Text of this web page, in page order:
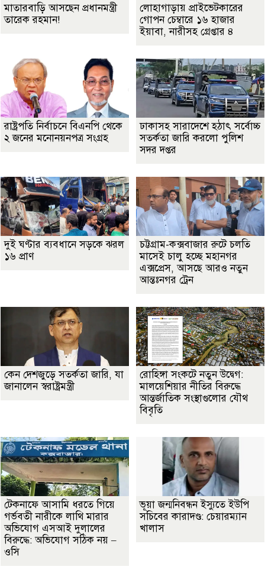
মাতারবাড়ি আসছেন প্রধানমন্ত্রী
তারেক রহমান!
লোহাগাড়ায় প্রাইভেটকারের
গোপন চেম্বারে ১৬ হাজার
ইয়াবা, নারীসহ গ্রেপ্তার ৪
রাষ্ট্রপতি নির্বাচনে বিএনপি থেকে
২ জনের মনোনয়নপত্র সংগ্রহ
ঢাকাসহ সারাদেশে হঠাৎ সর্বোচ্চ
সতর্কতা জা‌রি করলো পুলিশ
সদর দপ্তর
দুই ঘণ্টার ব্যবধানে সড়কে ঝরল
১৬ প্রাণ
চট্টগ্রাম-কক্সবাজার রুটে চলতি
মাসেই চালু হচ্ছে মহানগর
এক্সপ্রেস, আসছে আরও নতুন
আন্তঃনগর ট্রেন
কেন দেশজুড়ে সতর্কতা জারি, যা
জানালেন স্বরাষ্ট্রমন্ত্রী
রোহিঙ্গা সংকটে নতুন উদ্বেগ:
মালয়েশিয়ার নীতির বিরুদ্ধে
আন্তর্জাতিক সংস্থাগুলোর যৌথ
বিবৃতি
টেকনাফে আসামি ধরতে গিয়ে
গর্ভবতী নারীকে লাথি মারার
অভিযোগ এসআই দুলালের
বিরুদ্ধে: অভিযোগ সঠিক নয় –
ওসি
ভূয়া জন্মনিবন্ধন ইস্যুতে ইউপি
সচিবের কারাদণ্ড: চেয়ারম্যান
খালাস